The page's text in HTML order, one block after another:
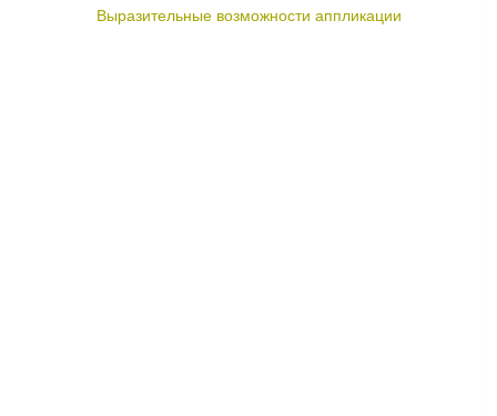
Выразительные возможности аппликации